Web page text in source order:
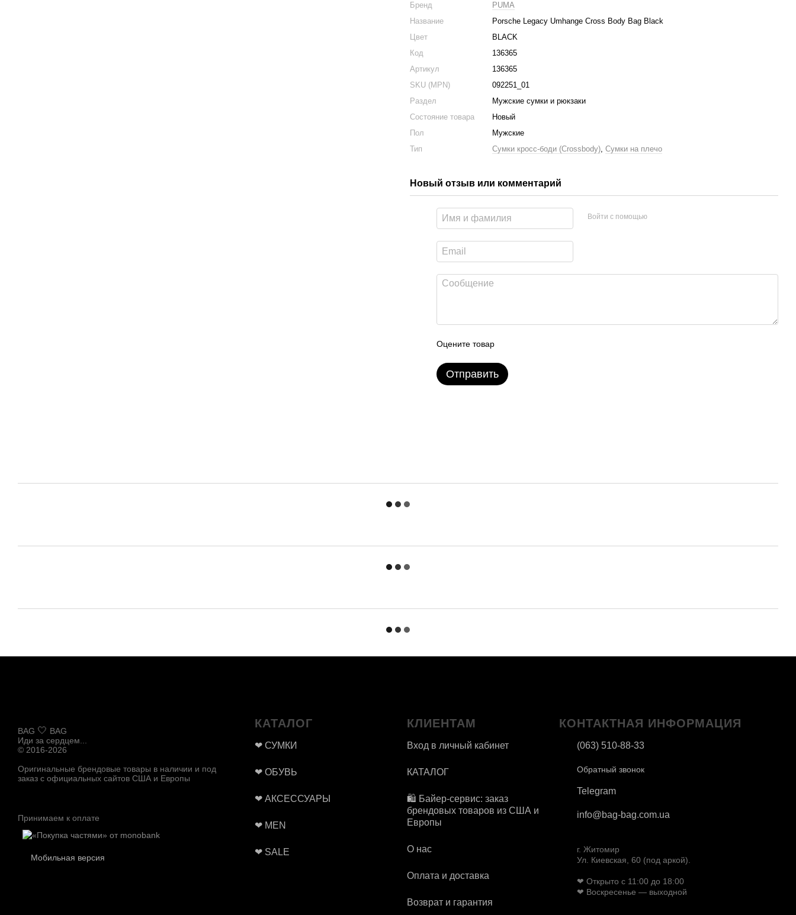
Бренд
PUMA
Название
Porsche Legacy Umhange Cross Body Bag Black
Цвет
BLACK
Код
136365
Артикул
136365
SKU (MPN)
092251_01
Раздел
Мужские сумки и рюкзаки
Состояние товара
Новый
Пол
Мужские
Тип
Сумки кросс-боди (Crossbody), Сумки на плечо
Новый отзыв или комментарий
Войти с помощью
Оцените товар
Отправить
BAG 🤍 BAG
Иди за сердцем...
© 2016-2026
Оригинальные брендовые товары в наличии и под
заказ с официальных сайтов США и Европы
Принимаем к оплате
Мобильная версия
КАТАЛОГ
❤ СУМКИ
❤ ОБУВЬ
❤ АКСЕССУАРЫ
❤ MEN
❤ SALE
КЛИЕНТАМ
Вход в личный кабинет
КАТАЛОГ
🛍️ Байер-сервис: заказ
брендовых товаров из США и
Европы
О нас
Оплата и доставка
Возврат и гарантия
КОНТАКТНАЯ ИНФОРМАЦИЯ
(063) 510-88-33
Обратный звонок
Telegram
info@bag-bag.com.ua
г. Житомир
Ул. Киевская, 60 (под аркой).
❤ Открыто с 11:00 до 18:00
❤ Воскресенье — выходной